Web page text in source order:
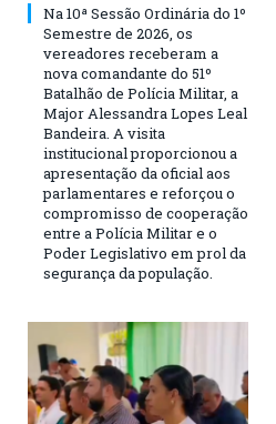
Na 10ª Sessão Ordinária do 1º
Semestre de 2026, os
vereadores receberam a
nova comandante do 51º
Batalhão de Polícia Militar, a
Major Alessandra Lopes Leal
Bandeira. A visita
institucional proporcionou a
apresentação da oficial aos
parlamentares e reforçou o
compromisso de cooperação
entre a Polícia Militar e o
Poder Legislativo em prol da
segurança da população.